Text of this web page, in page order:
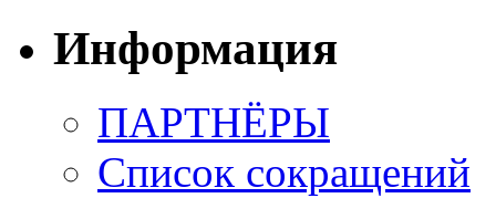
Информация
ПАРТНЁРЫ
Список сокращений